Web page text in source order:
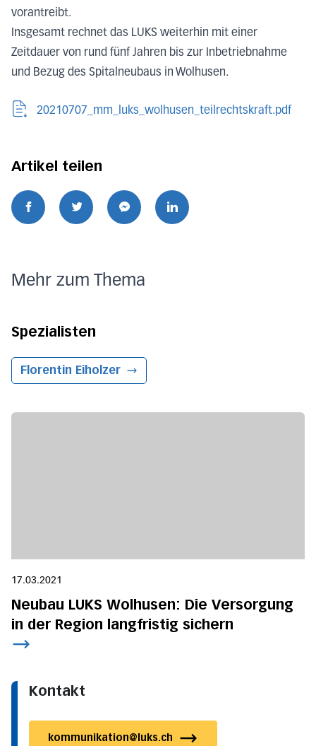
vorantreibt.
Insgesamt rechnet das LUKS weiterhin mit einer
Zeitdauer von rund fünf Jahren bis zur Inbetriebnahme
und Bezug des Spitalneubaus in Wolhusen.
20210707_mm_luks_wolhusen_teilrechtskraft.pdf
Artikel teilen
Mehr zum Thema
Spezialisten
Florentin Eiholzer
17.03.2021
Neubau LUKS Wolhusen: Die Versorgung
in der Region langfristig sichern
Kontakt
kommunikation@luks.ch